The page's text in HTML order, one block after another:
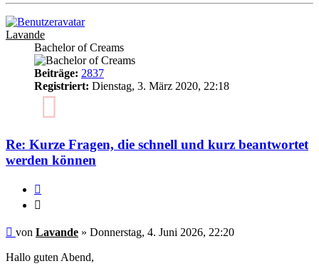
Lavande
Bachelor of Creams
Beiträge: 2837
Registriert: Dienstag, 3. März 2020, 22:18
Re: Kurze Fragen, die schnell und kurz beantwortet
werden können
Ungelesener
von Lavande » Donnerstag, 4. Juni 2026, 22:20
Hallo guten Abend,